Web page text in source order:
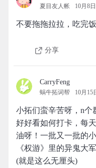
夏目友人帐 10月8
不要拖拖拉拉，吃完
分享
CarryFeng
蜗牛拓词帮 10月15
小拓们蛮辛苦呀，n个
好好看如何打卡，每
油呀！一批又一批的
《权游》里的异鬼大
(就是这么无厘头)